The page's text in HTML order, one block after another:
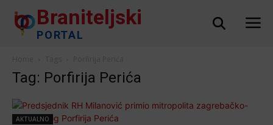
Braniteljski
PORTAL
Tag: Porfirija Perića
AKTUALNO